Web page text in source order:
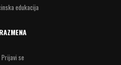
edukacija
RAZMENA
Prijavi se